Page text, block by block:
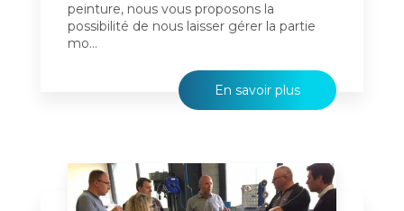
peinture, nous vous proposons la
possibilité de nous laisser gérer la partie
mo...
En savoir plus